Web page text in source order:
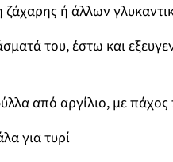
ή άλλων
του, έστω και
από αργίλιο, με
για τυρί